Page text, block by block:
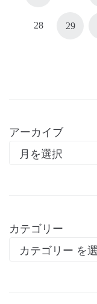
28 29
アーカイブ
カテゴリー